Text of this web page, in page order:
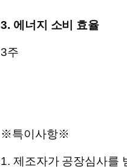
3. 에너지 소비 효율
3주
※특이사항※
1. 제조자가 공장심사를